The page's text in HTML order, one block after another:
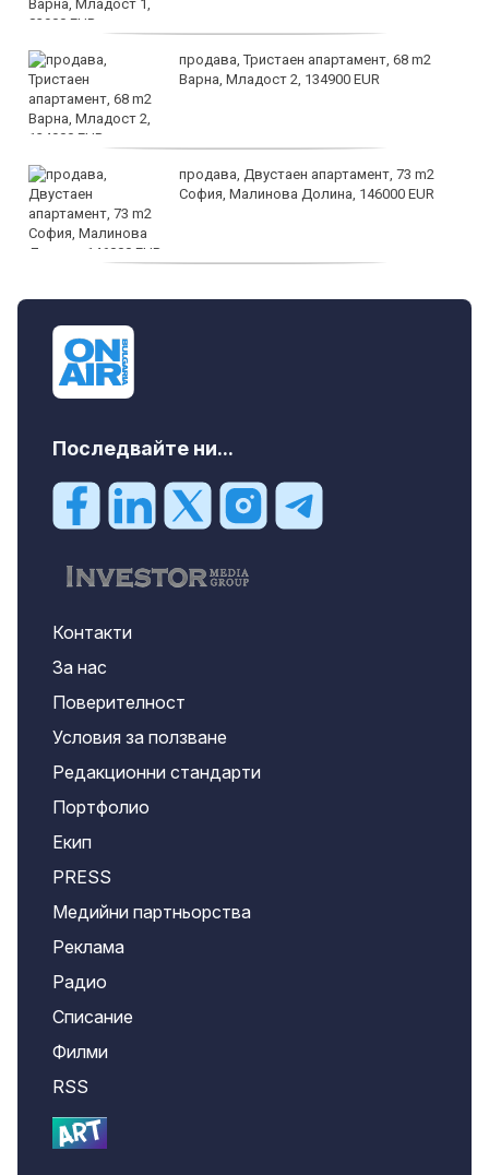
продава, Тристаен апартамент, 68 m2
Варна, Младост 2, 134900 EUR
продава, Двустаен апартамент, 73 m2
София, Малинова Долина, 146000 EUR
Последвайте ни...
Контакти
За нас
Поверителност
Условия за ползване
Редакционни стандарти
Портфолио
Екип
PRESS
Медийни партньорства
Реклама
Радио
Списание
Филми
RSS